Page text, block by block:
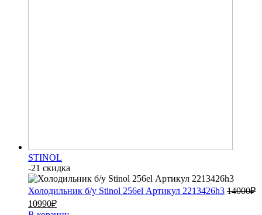
STINOL
-21 скидка
Холодильник б/у Stinol 256el Артикул 2213426h3 14000₽
10990₽